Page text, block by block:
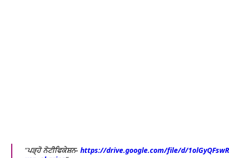
ਪੜ੍ਹੋ ਨੋਟੀਫਿਕੇਸ਼ਨ-https://drive.google.com/file/d/